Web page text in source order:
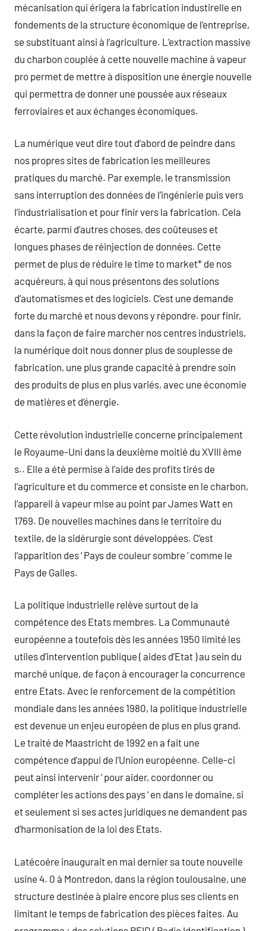
mécanisation qui érigera la fabrication industirelle en
fondements de la structure économique de l’entreprise,
se substituant ainsi à l’agriculture. L’extraction massive
du charbon couplée à cette nouvelle machine à vapeur
pro permet de mettre à disposition une énergie nouvelle
qui permettra de donner une poussée aux réseaux
ferroviaires et aux échanges économiques.
La numérique veut dire tout d’abord de peindre dans
nos propres sites de fabrication les meilleures
pratiques du marché. Par exemple, le transmission
sans interruption des données de l’ingénierie puis vers
l’industrialisation et pour finir vers la fabrication. Cela
écarte, parmi d’autres choses, des coûteuses et
longues phases de réinjection de données. Cette
permet de plus de réduire le time to market* de nos
acquéreurs, à qui nous présentons des solutions
d’automatismes et des logiciels. C’est une demande
forte du marché et nous devons y répondre. pour finir,
dans la façon de faire marcher nos centres industriels,
la numérique doit nous donner plus de souplesse de
fabrication, une plus grande capacité à prendre soin
des produits de plus en plus variés, avec une économie
de matières et d’énergie.
Cette révolution industrielle concerne principalement
le Royaume-Uni dans la deuxième moitié du XVIII ème
s.. Elle a été permise à l’aide des profits tirés de
l’agriculture et du commerce et consiste en le charbon,
l’appareil à vapeur mise au point par James Watt en
1769. De nouvelles machines dans le territoire du
textile, de la sidérurgie sont développées. C’est
l’apparition des ‘ Pays de couleur sombre ‘ comme le
Pays de Galles.
La politique industrielle relève surtout de la
compétence des Etats membres. La Communauté
européenne a toutefois dès les années 1950 limité les
utiles d’intervention publique ( aides d’Etat ) au sein du
marché unique, de façon à encourager la concurrence
entre Etats. Avec le renforcement de la compétition
mondiale dans les années 1980, la politique industrielle
est devenue un enjeu européen de plus en plus grand.
Le traité de Maastricht de 1992 en a fait une
compétence d’appui de l’Union européenne. Celle-ci
peut ainsi intervenir ‘ pour aider, coordonner ou
compléter les actions des pays ‘ en dans le domaine, si
et seulement si ses actes juridiques ne demandent pas
d’harmonisation de la loi des Etats.
Latécoére inaugurait en mai dernier sa toute nouvelle
usine 4. 0 à Montredon, dans la région toulousaine, une
structure destinée à plaire encore plus ses clients en
limitant le temps de fabrication des pièces faites. Au